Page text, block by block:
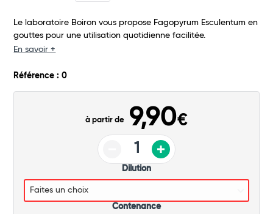
Total
Le laboratoire Boiron vous propose Fagopyrum Esculentum en
gouttes pour une utilisation quotidienne facilitée.
En savoir +
Référence : 0
à partir de 9,90€
Dilution
Contenance